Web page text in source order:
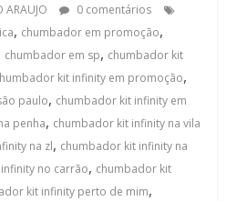
ARAUJO
0 comentários
, chumbador em promoção,
chumbador em sp, chumbador kit
kit infinity em promoção,
paulo, chumbador kit infinity em
penha, chumbador kit infinity na vila
na zl, chumbador kit infinity na
no carrão, chumbador kit
kit infinity perto de mim,